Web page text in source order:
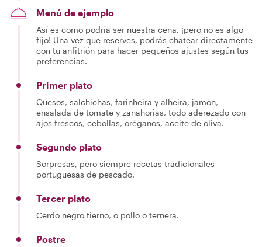
Menú de ejemplo
Así es como podría ser nuestra cena, ¡pero no es algo
fijo! Una vez que reserves, podrás chatear directamente
con tu anfitrión para hacer pequeños ajustes según tus
preferencias.
Primer plato
Quesos, salchichas, farinheira y alheira, jamón,
ensalada de tomate y zanahorias, todo aderezado con
ajos frescos, cebollas, oréganos, aceite de oliva.
Segundo plato
Sorpresas, pero siempre recetas tradicionales
portuguesas de pescado.
Tercer plato
Cerdo negro tierno, o pollo o ternera.
Postre